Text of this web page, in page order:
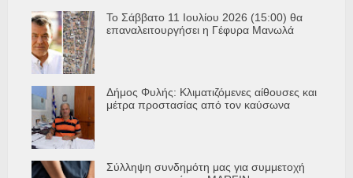
Το Σάββατο 11 Ιουλίου 2026 (15:00) θα
επαναλειτουργήσει η Γέφυρα Μανωλά
Δήμος Φυλής: Κλιματιζόμενες αίθουσες και
μέτρα προστασίας από τον καύσωνα
Σύλληψη συνδημότη μας για συμμετοχή